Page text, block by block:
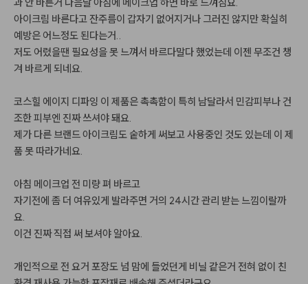
아이크림 바른다고 잔주름이 갑자기 없어지거나 그러진 않지만 확실히
예방은 어느정도 된다는거..
저도 어렸을땐 필요성을 못 느껴서 바르다말다 했었는데 이젠 무조건 챙
겨 바르게 되네요.
코스힐 에이지 디파잉 이 제품은 촉촉함이 특히 남달라서 민감피부나 건
조한 피부엔 진짜 쓰셔야 돼요.
제가 다른 브랜드 아이크림도 숱하게 써보고 사용중인 것도 있는데 이 제
품 못 따라가네요.
아침 메이크업 전 미량 펴 바르고
자기전에 좀 더 여유있게 발라주면 거의 24시간 관리 받는 느낌이랄까
요.
이건 진짜 직접 써 보셔야 알아요.
개인적으로 전 요거 포장도 넘 맘에 들었던게 비닐 같은거 전혀 없이 친